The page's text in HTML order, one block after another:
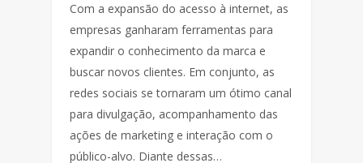
Com a expansão do acesso à internet, as
empresas ganharam ferramentas para
expandir o conhecimento da marca e
buscar novos clientes. Em conjunto, as
redes sociais se tornaram um ótimo canal
para divulgação, acompanhamento das
ações de marketing e interação com o
público-alvo. Diante dessas…